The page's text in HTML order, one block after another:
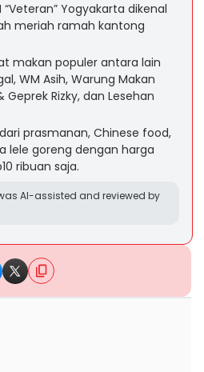
“Veteran” Yogyakarta dikenal
meriah ramah kantong
makan populer antara lain
WM Asih, Warung Makan
Geprek Rizky, dan Lesehan
prasmanan, Chinese food,
lele goreng dengan harga
ribuan saja.
AI-assisted and reviewed by